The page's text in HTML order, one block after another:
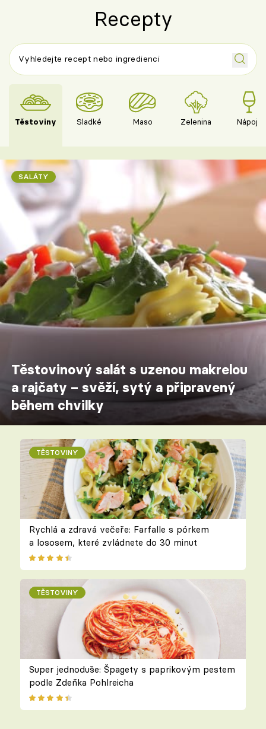
Recepty
Těstoviny Sladké Maso Zelenina Nápoje
SALÁTY
Těstovinový salát s uzenou makrelou
a rajčaty – svěží, sytý a připravený
během chvilky
TĚSTOVINY
Rychlá a zdravá večeře: Farfalle s pórkem
a lososem, které zvládnete do 30 minut
TĚSTOVINY
Super jednoduše: Špagety s paprikovým pestem
podle Zdeňka Pohlreicha